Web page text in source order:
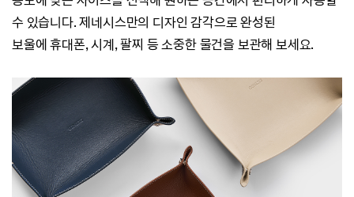
수 있습니다.제네시스만의 디자인 감각으로 완성된
보울에휴대폰, 시계, 팔찌 등 소중한 물건을 보관해 보세요.